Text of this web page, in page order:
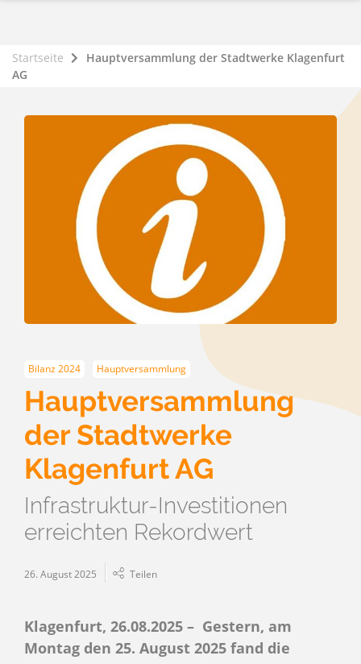
Startseite
Hauptversammlung der Stadtwerke Klagenfurt
AG
Bilanz 2024 Hauptversammlung
Hauptversammlung
der Stadtwerke
Klagenfurt AG
Infrastruktur-Investitionen
erreichten Rekordwert
26. August 2025 Teilen
Klagenfurt, 26.08.2025 – Gestern, am
Montag den 25. August 2025 fand die